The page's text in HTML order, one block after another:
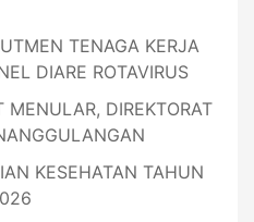
TENAGA KERJA
DIARE ROTAVIRUS
MENULAR, DIREKTORAT
KESEHATAN TAHUN